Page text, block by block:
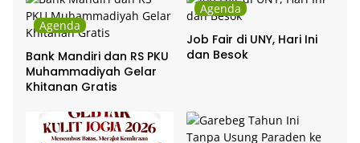
Agenda
Bank Mandiri dan RS PKU
Muhammadiyah Gelar
Khitanan Gratis
Agenda
Job Fair di UNY, Hari Ini
dan Besok